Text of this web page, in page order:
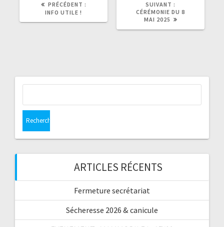
PRÉCÉDENT :
INFO UTILE !
SUIVANT :
SUIVANT
:
CÉRÉMONIE DU 8
MAI 2025
ARTICLES RÉCENTS
Fermeture secrétariat
Sécheresse 2026 & canicule